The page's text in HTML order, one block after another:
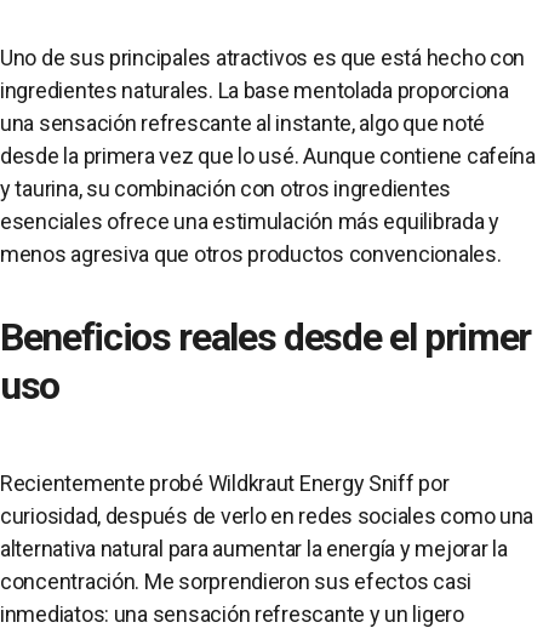
Uno de sus principales atractivos es que está hecho con
ingredientes naturales. La base mentolada proporciona
una sensación refrescante al instante, algo que noté
desde la primera vez que lo usé. Aunque contiene cafeína
y taurina, su combinación con otros ingredientes
esenciales ofrece una estimulación más equilibrada y
menos agresiva que otros productos convencionales.
Beneficios reales desde el primer
uso
Recientemente probé Wildkraut Energy Sniff por
curiosidad, después de verlo en redes sociales como una
alternativa natural para aumentar la energía y mejorar la
concentración. Me sorprendieron sus efectos casi
inmediatos: una sensación refrescante y un ligero